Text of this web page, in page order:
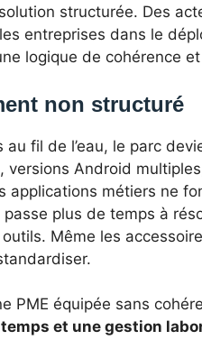
structurée. Des
entreprises dans le
logique de cohérence
non structuré
fil de l’eau, le parc
Android
applications métiers ne
plus de temps à
Même les
PME équipée sans
et une gestion